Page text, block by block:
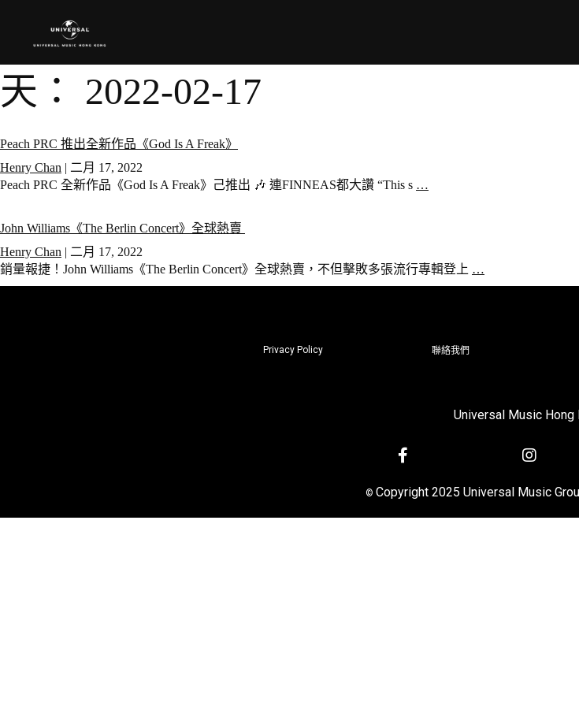
天： 2022-02-17
Peach PRC 推出全新作品《God Is A Freak》
Henry Chan | 二月 17, 2022
Peach PRC 全新作品《God Is A Freak》己推出 🎶 連FINNEAS都大讚 “This s …
John Williams《The Berlin Concert》全球熱賣
Henry Chan | 二月 17, 2022
銷量報捷！John Williams《The Berlin Concert》全球熱賣，不但擊敗多張流行專輯登上 …
Privacy Policy 聯絡我們
Universal Music Hong
© Copyright 2025 Universal Music